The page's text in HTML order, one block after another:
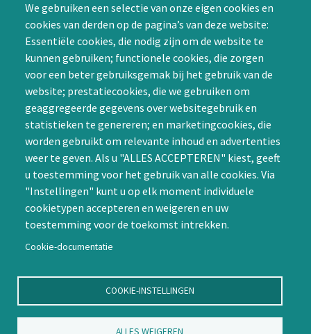
We gebruiken een selectie van onze eigen cookies en
cookies van derden op de pagina’s van deze website:
Essentiële cookies, die nodig zijn om de website te
kunnen gebruiken; functionele cookies, die zorgen
voor een beter gebruiksgemak bij het gebruik van de
website; prestatiecookies, die we gebruiken om
geaggregeerde gegevens over websitegebruik en
statistieken te genereren; en marketingcookies, die
worden gebruikt om relevante inhoud en advertenties
weer te geven. Als u "ALLES ACCEPTEREN" kiest, geeft
u toestemming voor het gebruik van alle cookies. Via
"Instellingen" kunt u op elk moment individuele
cookietypen accepteren en weigeren en uw
toestemming voor de toekomst intrekken.
Cookie-documentatie
COOKIE-INSTELLINGEN
ALLES WEIGEREN
Achternaam (optioneel)
CAPTCHA
samenwerken in een van
de Special Interest
Groepen (SIG’s) of zelf een
SIG initiëren
Word lid
Contact
Nienoord 5, 1112 XE Diemen
info@ntvp.nl
SNSBNL2A te Utrecht